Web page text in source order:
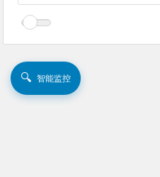
🔍 智能监控